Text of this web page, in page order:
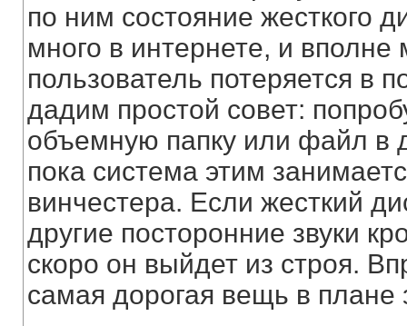
по ним состояние жесткого
много в интернете, и
пользователь потеряется в
дадим простой совет:
объемную папку или файл в
пока система этим
винчестера. Если жесткий
другие посторонние звуки
скоро он выйдет из строя.
самая дорогая вещь в плане